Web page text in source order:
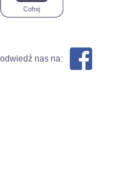
Cofnij
odwiedź nas na: